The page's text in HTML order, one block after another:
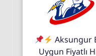
Aksungur
Uygun Fiyatlı